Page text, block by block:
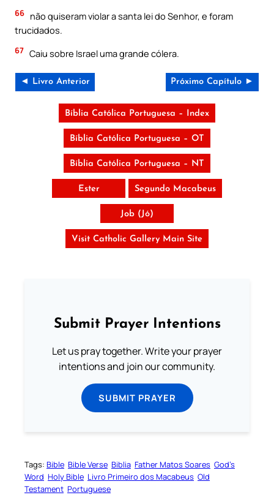
66 não quiseram violar a santa lei do Senhor, e foram
trucidados.
67 Caiu sobre Israel uma grande cólera.
◄ Livro Anterior Próximo Capítulo ►
Bíblia Católica Portuguesa – Index
Bíblia Católica Portuguesa – OT
Bíblia Católica Portuguesa – NT
Ester Segundo Macabeus
Job (Jó)
Visit Catholic Gallery Main Site
Submit Prayer Intentions
Let us pray together. Write your prayer
intentions and join our community.
SUBMIT PRAYER
Tags: Bible Bible Verse Biblia Father Matos Soares God’s
Word Holy Bible Livro Primeiro dos Macabeus Old
Testament Portuguese